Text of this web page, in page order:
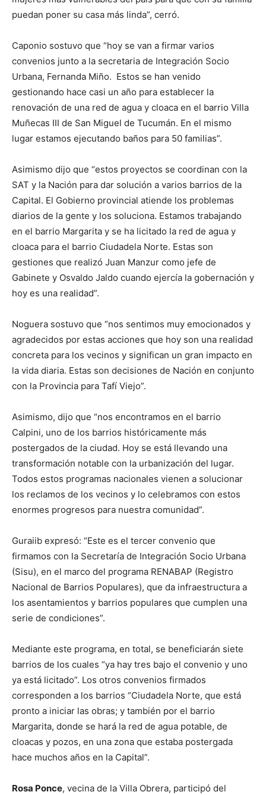
puedan poner su casa más linda”, cerró.
Caponio sostuvo que “hoy se van a firmar varios
convenios junto a la secretaria de Integración Socio
Urbana, Fernanda Miño. Estos se han venido
gestionando hace casi un año para establecer la
renovación de una red de agua y cloaca en el barrio Villa
Muñecas III de San Miguel de Tucumán. En el mismo
lugar estamos ejecutando baños para 50 familias”.
Asimismo dijo que “estos proyectos se coordinan con la
SAT y la Nación para dar solución a varios barrios de la
Capital. El Gobierno provincial atiende los problemas
diarios de la gente y los soluciona. Estamos trabajando
en el barrio Margarita y se ha licitado la red de agua y
cloaca para el barrio Ciudadela Norte. Estas son
gestiones que realizó Juan Manzur como jefe de
Gabinete y Osvaldo Jaldo cuando ejercía la gobernación y
hoy es una realidad”.
Noguera sostuvo que “nos sentimos muy emocionados y
agradecidos por estas acciones que hoy son una realidad
concreta para los vecinos y significan un gran impacto en
la vida diaria. Estas son decisiones de Nación en conjunto
con la Provincia para Tafí Viejo”.
Asimismo, dijo que “nos encontramos en el barrio
Calpini, uno de los barrios históricamente más
postergados de la ciudad. Hoy se está llevando una
transformación notable con la urbanización del lugar.
Todos estos programas nacionales vienen a solucionar
los reclamos de los vecinos y lo celebramos con estos
enormes progresos para nuestra comunidad”.
Guraiib expresó: “Este es el tercer convenio que
firmamos con la Secretaría de Integración Socio Urbana
(Sisu), en el marco del programa RENABAP (Registro
Nacional de Barrios Populares), que da infraestructura a
los asentamientos y barrios populares que cumplen una
serie de condiciones”.
Mediante este programa, en total, se beneficiarán siete
barrios de los cuales “ya hay tres bajo el convenio y uno
ya está licitado”. Los otros convenios firmados
corresponden a los barrios “Ciudadela Norte, que está
pronto a iniciar las obras; y también por el barrio
Margarita, donde se hará la red de agua potable, de
cloacas y pozos, en una zona que estaba postergada
hace muchos años en la Capital”.
Rosa Ponce, vecina de la Villa Obrera, participó del